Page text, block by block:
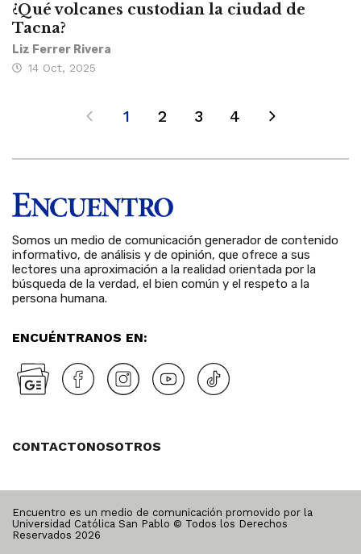
¿Qué volcanes custodian la ciudad de
Tacna?
Liz Ferrer Rivera
14 Oct, 2025
1 2 3 4
Somos un medio de comunicación generador de contenido
informativo, de análisis y de opinión, que ofrece a sus
lectores una aproximación a la realidad orientada por la
búsqueda de la verdad, el bien común y el respeto a la
persona humana.
ENCUÉNTRANOS EN:
CONTACTONOSOTROS
Encuentro es un medio de comunicación promovido por la
Universidad Católica San Pablo © Todos los Derechos
Reservados 2026